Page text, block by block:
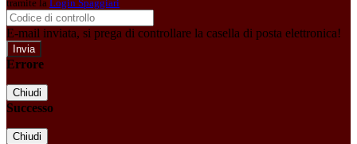
tramite la Login Spaggiari
E-mail inviata, si prega di controllare la casella di posta elettronica!
Errore
Chiudi
Successo
Chiudi